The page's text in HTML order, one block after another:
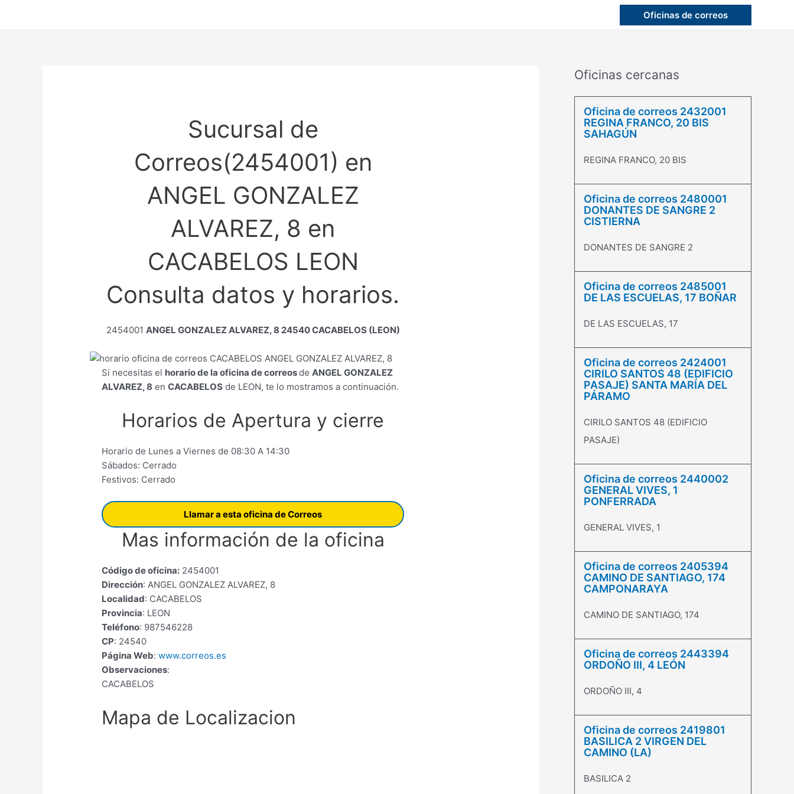
Oficinas de correos
Sucursal de
Correos(2454001) en
ANGEL GONZALEZ
ALVAREZ, 8 en
CACABELOS LEON
Consulta datos y horarios.
2454001 ANGEL GONZALEZ ALVAREZ, 8 24540 CACABELOS (LEON)
Si necesitas el horario de la oficina de correosdeANGEL GONZALEZ
ALVAREZ, 8 enCACABELOS de LEON, te lo mostramos a continuación.
Horarios de Apertura y cierre
Horario de Lunes a Viernes de 08:30 A 14:30
Sábados: Cerrado
Festivos: Cerrado
Llamar a esta oficina de Correos
Mas información de la oficina
Código de oficina: 2454001
Dirección: ANGEL GONZALEZ ALVAREZ, 8
Localidad: CACABELOS
Provincia: LEON
Teléfono: 987546228
CP: 24540
Página Web: www.correos.es
Observaciones:
CACABELOS
Mapa de Localizacion
Oficinas cercanas
Oficina de correos 2432001
REGINA FRANCO, 20 BIS
SAHAGÚN
REGINA FRANCO, 20 BIS
Oficina de correos 2480001
DONANTES DE SANGRE 2
CISTIERNA
DONANTES DE SANGRE 2
Oficina de correos 2485001
DE LAS ESCUELAS, 17 BOÑAR
DE LAS ESCUELAS, 17
Oficina de correos 2424001
CIRILO SANTOS 48 (EDIFICIO
PASAJE) SANTA MARÍA DEL
PÁRAMO
CIRILO SANTOS 48 (EDIFICIO
PASAJE)
Oficina de correos 2440002
GENERAL VIVES, 1
PONFERRADA
GENERAL VIVES, 1
Oficina de correos 2405394
CAMINO DE SANTIAGO, 174
CAMPONARAYA
CAMINO DE SANTIAGO, 174
Oficina de correos 2443394
ORDOÑO III, 4 LEÓN
ORDOÑO III, 4
Oficina de correos 2419801
BASILICA 2 VIRGEN DEL
CAMINO (LA)
BASILICA 2